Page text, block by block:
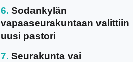
Sodankylän
vapaaseurakuntaan valittiin
uusi pastori
Seurakunta vai